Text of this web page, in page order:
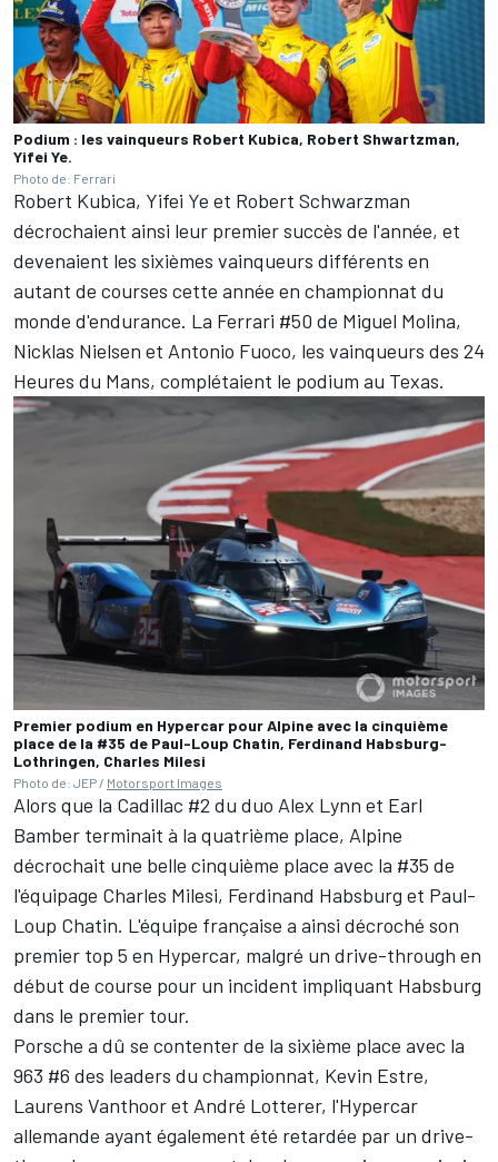
Podium : les vainqueurs Robert Kubica, Robert Shwartzman,
Yifei Ye.
Photo de: Ferrari
Robert Kubica, Yifei Ye et Robert Schwarzman
décrochaient ainsi leur premier succès de l'année, et
devenaient les sixièmes vainqueurs différents en
autant de courses cette année en championnat du
monde d'endurance. La Ferrari #50 de Miguel Molina,
Nicklas Nielsen et Antonio Fuoco, les vainqueurs des 24
Heures du Mans, complétaient le podium au Texas.
Premier podium en Hypercar pour Alpine avec la cinquième
place de la #35 de Paul-Loup Chatin, Ferdinand Habsburg-
Lothringen, Charles Milesi
Photo de: JEP / Motorsport Images
Alors que la Cadillac #2 du duo Alex Lynn et Earl
Bamber terminait à la quatrième place, Alpine
décrochait une belle cinquième place avec la #35 de
l'équipage Charles Milesi, Ferdinand Habsburg et Paul-
Loup Chatin. L'équipe française a ainsi décroché son
premier top 5 en Hypercar, malgré un drive-through en
début de course pour un incident impliquant Habsburg
dans le premier tour.
Porsche a dû se contenter de la sixième place avec la
963 #6 des leaders du championnat, Kevin Estre,
Laurens Vanthooret André Lotterer, l'Hypercar
allemande ayant également été retardée par un drive-